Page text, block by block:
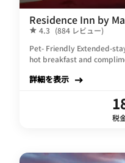
Residence Inn by
4.3 (884 レビュー)
Pet- Friendly Extended-
hot breakfast and
詳細を表示
税